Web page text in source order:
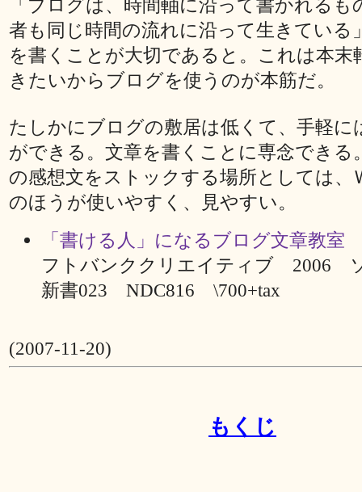
「ブログは、時間軸に沿って書かれるも
者も同じ時間の流れに沿って生きている
を書くことが大切であると。これは本末
きたいからブログを使うのが本筋だ。
たしかにブログの敷居は低くて、手軽に
ができる。文章を書くことに専念できる
の感想文をストックする場所としては、
のほうが使いやすく、見やすい。
「書ける人」になるブログ文章教室
フトバンククリエイティブ 2006
新書023 NDC816 \700+tax
(2007-11-20)
もくじ